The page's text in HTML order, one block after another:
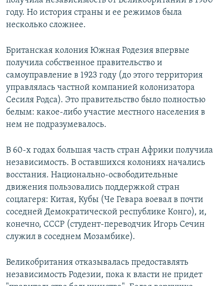
году. Но история страны и ее режимов была
несколько сложнее.
Британская колония Южная Родезия впервые
получила собственное правительство и
самоуправление в 1923 году (до этого территория
управлялась частной компанией колонизатора
Сесиля Родса). Это правительство было полностью
белым: какое-либо участие местного населения в
нем не подразумевалось.
В 60-х годах большая часть стран Африки получила
независимость. В оставшихся колониях начались
восстания. Национально-освободительные
движения пользовались поддержкой стран
соцлагеря: Китая, Кубы (Че Гевара воевал в почти
соседней Демократической республике Конго), и,
конечно, СССР (студент-переводчик Игорь Сечин
служил в соседнем Мозамбике).
Великобритания отказывалась предоставлять
независимость Родезии, пока к власти не придет